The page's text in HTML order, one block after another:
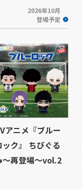
2026年10月
登場予定
アニメ『ブルー
ック』 ちびぐる
～再登場～vol.2